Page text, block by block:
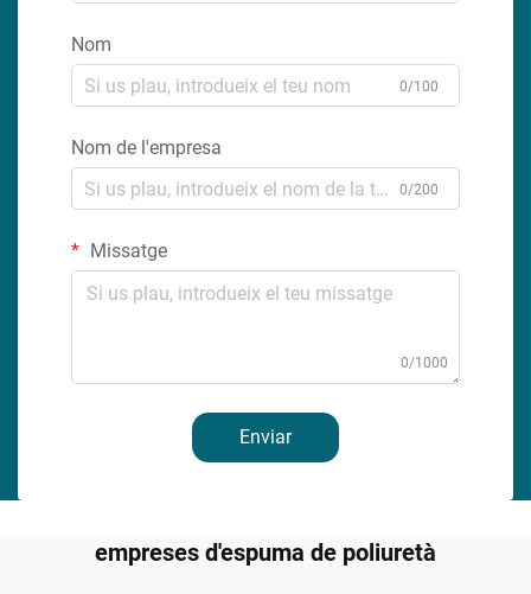
Nom
0/100
Nom de l'empresa
0/200
Missatge
0/1000
Enviar
empreses d'espuma de poliuretà